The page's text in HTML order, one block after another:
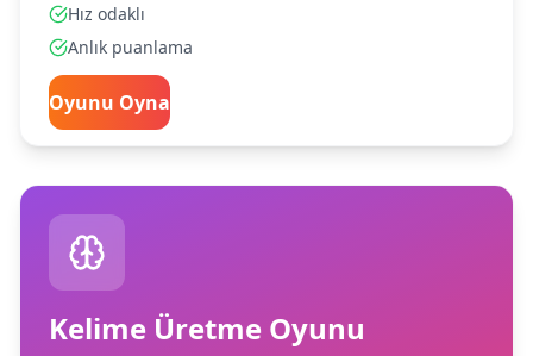
Hız odaklı
Anlık puanlama
Oyunu Oyna
Kelime Üretme Oyunu